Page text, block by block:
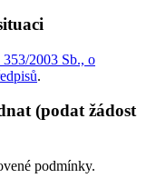
353/2003 Sb., o
.
(podat žádost
podmínky.